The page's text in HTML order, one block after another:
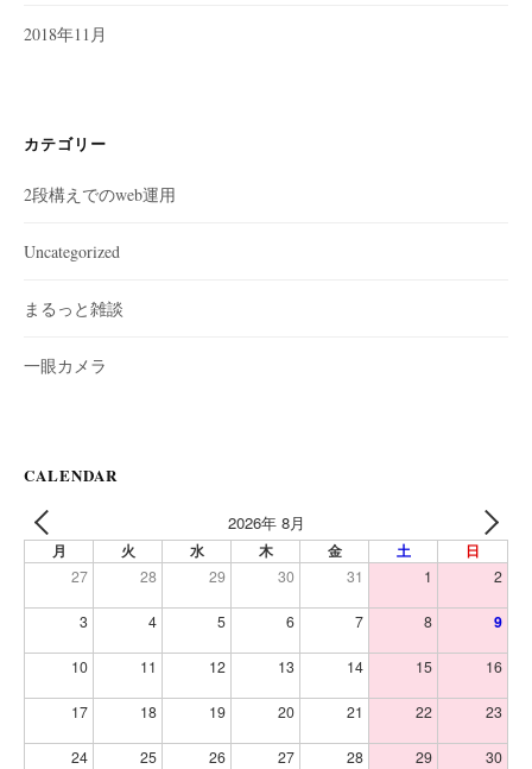
2018年11月
カテゴリー
2段構えでのweb運用
Uncategorized
まるっと雑談
一眼カメラ
CALENDAR
2026年 8月
月 火 水 木 金 土
日
27
28 29 30 31 1 2
3 4 5 6 7 8 9
10 11 12 13 14 15 16
17 18 19 20 21 22 23
24 25 26 27 28 29 30